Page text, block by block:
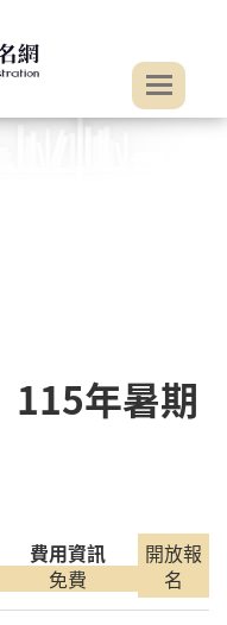
115年暑期
費用資訊
免費
開放報
名